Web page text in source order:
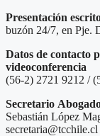
Presentación
buzón 24/7, en Pje.
Datos de contacto
videoconferencia
(56-2) 2721 9212 /
Secretario
Sebastián López
secretaria@tcchile.cl